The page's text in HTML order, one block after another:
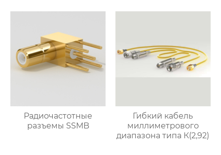
Радиочастотные
разъемы SSMB
Гибкий кабель
миллиметрового
диапазона типа К(2,92)